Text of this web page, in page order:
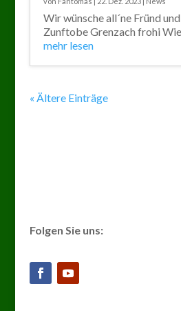
Wir wünsche all´ne Fründ
Zunftobe Grenzach frohi
mehr lesen
« Ältere Einträge
Folgen Sie uns: